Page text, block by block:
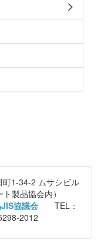
1-34-2 ムサシビル
製品協会内）
JIS協議会 TEL：
2012